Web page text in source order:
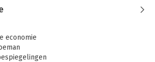
economie